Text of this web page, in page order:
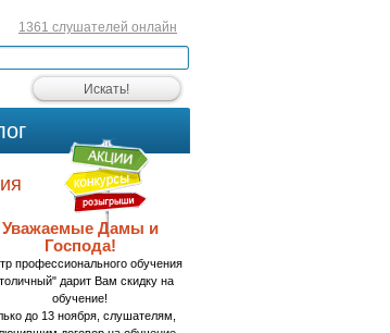
1361 слушателей онлайн
Уважаемые Дамы и
Господа!
профессионального обучения
дарит Вам скидку на
обучение!
до 13 ноября, слушателям,